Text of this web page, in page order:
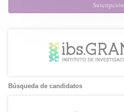
Suscripción
Búsqueda de candidatos